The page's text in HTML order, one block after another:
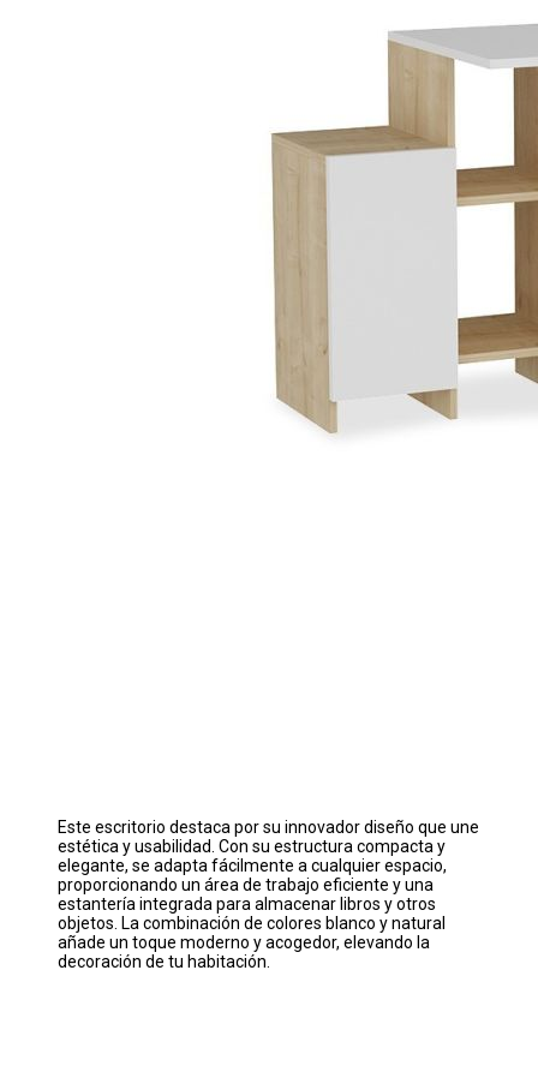
Este escritorio destaca por su innovador diseño que une
estética y usabilidad. Con su estructura compacta y
elegante, se adapta fácilmente a cualquier espacio,
proporcionando un área de trabajo eficiente y una
estantería integrada para almacenar libros y otros
objetos. La combinación de colores blanco y natural
añade un toque moderno y acogedor, elevando la
decoración de tu habitación.